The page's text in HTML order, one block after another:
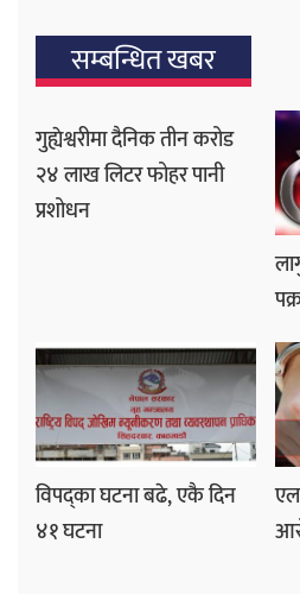
सम्बन्धित खबर
गुह्येश्वरीमा दैनिक तीन करोड
२४ लाख लिटर फोहर पानी
प्रशोधन
विपद्का घटना बढे, एकै दिन
४१ घटना